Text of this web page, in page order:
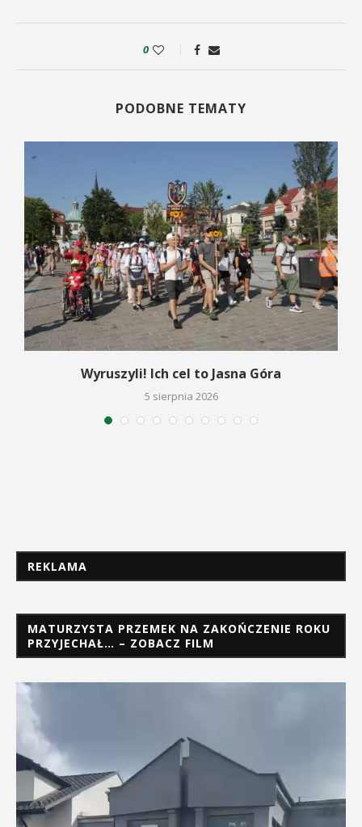
0
PODOBNE TEMATY
Wyruszyli! Ich cel to Jasna Góra
5 sierpnia 2026
REKLAMA
MATURZYSTA PRZEMEK NA ZAKOŃCZENIE ROKU
PRZYJECHAŁ… – ZOBACZ FILM
Odtwarzacz